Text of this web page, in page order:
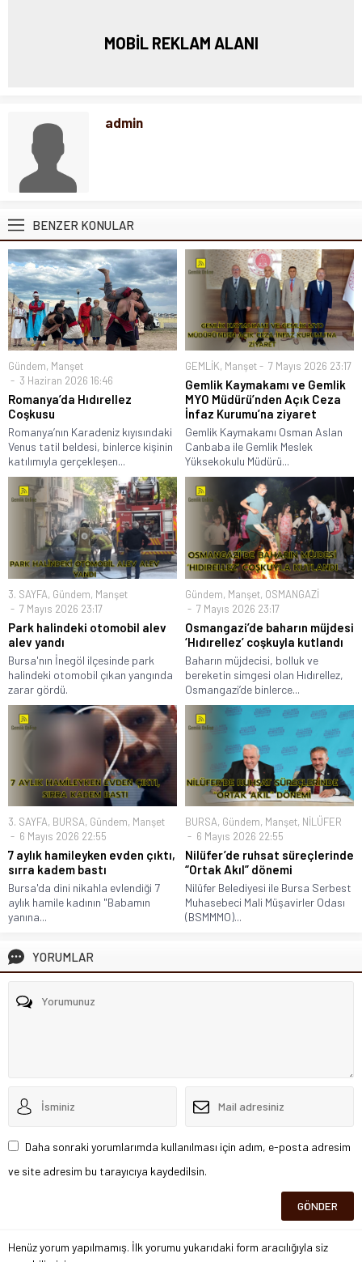
MOBİL REKLAM ALANI
admin
BENZER KONULAR
Gündem, Manşet
3 Haziran 2026 16:46
Romanya’da Hıdırellez
Coşkusu
Romanya’nın Karadeniz kıyısındaki
Venus tatil beldesi, binlerce kişinin
katılımıyla gerçekleşen...
GEMLİK, Manşet 7 Mayıs 2026 23:17
Gemlik Kaymakamı ve Gemlik
MYO Müdürü’nden Açık Ceza
İnfaz Kurumu’na ziyaret
Gemlik Kaymakamı Osman Aslan
Canbaba ile Gemlik Meslek
Yüksekokulu Müdürü...
3. SAYFA, Gündem, Manşet
7 Mayıs 2026 23:17
Park halindeki otomobil alev
alev yandı
Bursa'nın İnegöl ilçesinde park
halindeki otomobil çıkan yangında
zarar gördü.
Gündem, Manşet, OSMANGAZİ
7 Mayıs 2026 23:17
Osmangazi’de baharın müjdesi
‘Hıdırellez’ coşkuyla kutlandı
Baharın müjdecisi, bolluk ve
bereketin simgesi olan Hıdırellez,
Osmangazi’de binlerce...
3. SAYFA, BURSA, Gündem, Manşet
6 Mayıs 2026 22:55
7 aylık hamileyken evden çıktı,
sırra kadem bastı
Bursa'da dini nikahla evlendiği 7
aylık hamile kadının "Babamın
yanına...
BURSA, Gündem, Manşet, NİLÜFER
6 Mayıs 2026 22:55
Nilüfer’de ruhsat süreçlerinde
“Ortak Akıl” dönemi
Nilüfer Belediyesi ile Bursa Serbest
Muhasebeci Mali Müşavirler Odası
(BSMMMO)...
YORUMLAR
Daha sonraki yorumlarımda kullanılması için adım, e-posta adresim
ve site adresim bu tarayıcıya kaydedilsin.
Henüz yorum yapılmamış. İlk yorumu yukarıdaki form aracılığıyla siz